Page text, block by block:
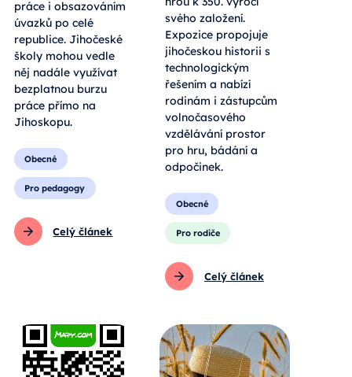
práce i obsazováním
úvazků po celé
republice. Jihočeské
školy mohou vedle
něj nadále využívat
bezplatnou burzu
práce přímo na
Jihoskopu.
Obecné
Pro pedagogy
Celý článek
svého založení.
Expozice propojuje
jihočeskou historii s
technologickým
řešením a nabízí
rodinám i zástupcům
volnočasového
vzdělávání prostor
pro hru, bádání a
odpočinek.
Obecné
Pro rodiče
Celý článek